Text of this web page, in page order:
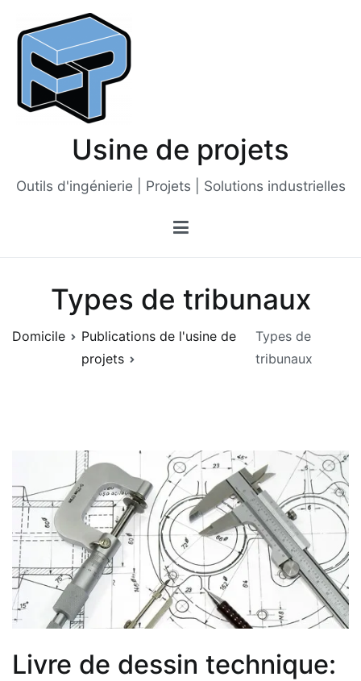
contenu
Usine de projets
Outils d'ingénierie | Projets | Solutions industrielles
Types de tribunaux
Domicile
Publications de l'usine de
projets
Types de
tribunaux
Livre de dessin technique: